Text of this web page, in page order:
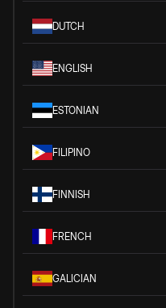
DUTCH
ENGLISH
ESTONIAN
FILIPINO
FINNISH
FRENCH
GALICIAN